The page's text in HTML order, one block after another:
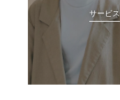
サービス